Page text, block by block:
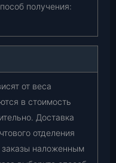
получения:
от веса
в стоимость
Доставка
отделения
наложенным